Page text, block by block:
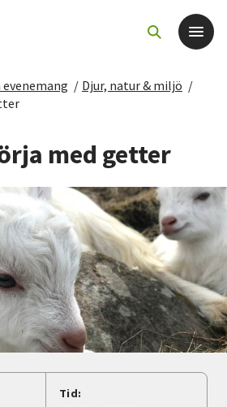
evenemang
evenemang / Djur, natur & miljö /
med getter
Tid: